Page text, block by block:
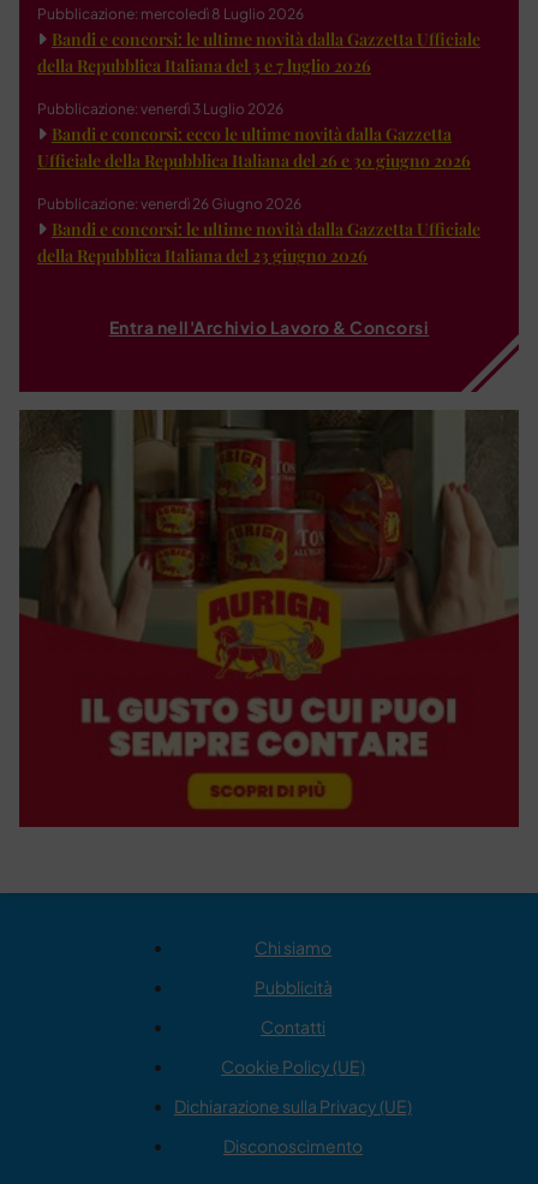
Pubblicazione: mercoledì 8 Luglio 2026
Bandi e concorsi: le ultime novità dalla Gazzetta Ufficiale
della Repubblica Italiana del 3 e 7 luglio 2026
Pubblicazione: venerdì 3 Luglio 2026
Bandi e concorsi: ecco le ultime novità dalla Gazzetta
Ufficiale della Repubblica Italiana del 26 e 30 giugno 2026
Pubblicazione: venerdì 26 Giugno 2026
Bandi e concorsi: le ultime novità dalla Gazzetta Ufficiale
della Repubblica Italiana del 23 giugno 2026
Entra nell'Archivio Lavoro & Concorsi
Chi siamo
Pubblicità
Contatti
Cookie Policy (UE)
Dichiarazione sulla Privacy (UE)
Disconoscimento